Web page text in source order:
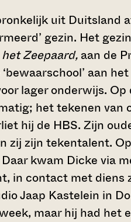
uit Duitsland
gezin. Het
het Zeepaard, aan de
aan
lager onderwijs.
het tekenen van
hij de HBS. Zijn
zij zijn tekentalent.
kwam Dicke via
in contact met diens
Jaap Kastelein in
maar hij had het